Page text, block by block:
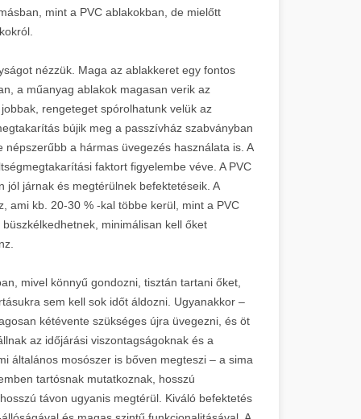
mint a PVC ablakokban, de mielőtt
nézzük. Maga az ablakkeret egy fontos
a műanyag ablakok magasan verik az
rengeteget spórolhatunk velük az
bújik meg a passzívház szabványban
a hármas üvegezés használata is. A
faktort figyelembe véve. A PVC
jól járnak és megtérülnek befektetéseik. A
ami kb. 20-30 % -kal többe kerül, mint a PVC
minimálisan kell őket
mivel könnyű gondozni, tisztán tartani őket,
sem kell sok időt áldozni. Ugyanakkor –
kétévente szükséges újra üvegezni, és öt
az időjárási viszontagságoknak és a
általános mosószer is bőven megteszi – a sima
tartósnak mutatkoznak, hosszú
távon ugyanis megtérül. Kiváló befektetés